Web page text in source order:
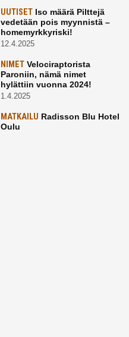
UUTISETIso määrä Pilttejä
vedetään pois myynnistä –
homemyrkkyriski!
12.4.2025
NIMETVelociraptorista
Paroniin, nämä nimet
hylättiin vuonna 2024!
1.4.2025
MATKAILU Radisson Blu Hotel
Oulu